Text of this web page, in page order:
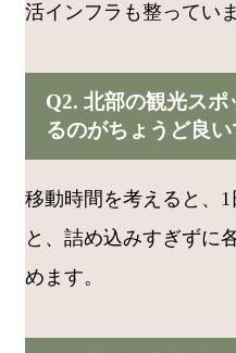
活インフラも整っていま
Q2. 北部の観光スポ
るのがちょうど良い
移動時間を考えると、
と、詰め込みすぎずに
めます。